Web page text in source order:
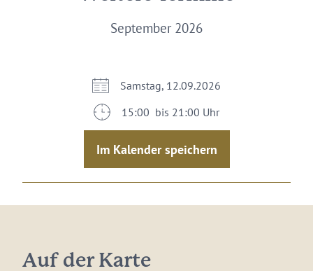
September 2026
Samstag, 12.09.2026
15:00 bis 21:00 Uhr
Im Kalender speichern
Auf der Karte